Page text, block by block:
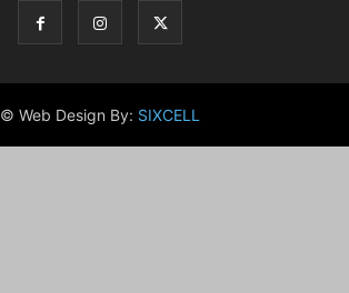
© Web Design By: SIXCELL